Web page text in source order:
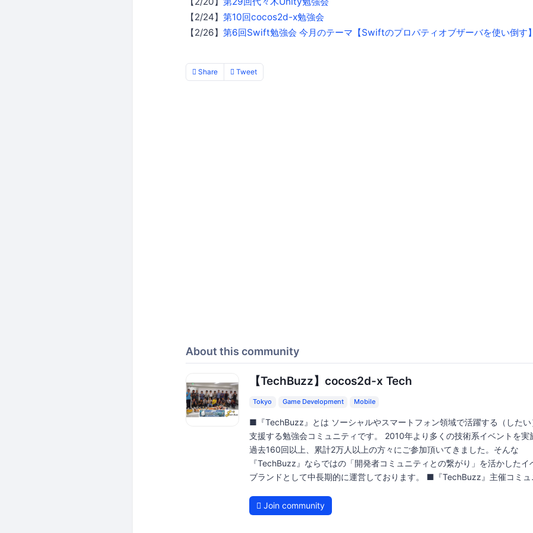
【2/24】 第10回cocos2d-x勉強会
【2/26】 第6回Swift勉強会 今月のテーマ【Swiftのプロパティオブザーバを使い倒す
Share Tweet
About this community
【TechBuzz】cocos2d-x Tech
Tokyo Game Development Mobile
■『TechBuzz』とは ソーシャルやスマートフォン領域で活躍する（したい
支援する勉強会コミュニティです。 2010年より多くの技術系イベントを実
過去160回以上、累計2万人以上の方々にご参加頂いてきました。そんな
『TechBuzz』ならではの「開発者コミュニティとの繋がり」を活かしたイ
ブランドとして中長期的に運営しております。 ■『TechBuzz』主催コミュ
Join community